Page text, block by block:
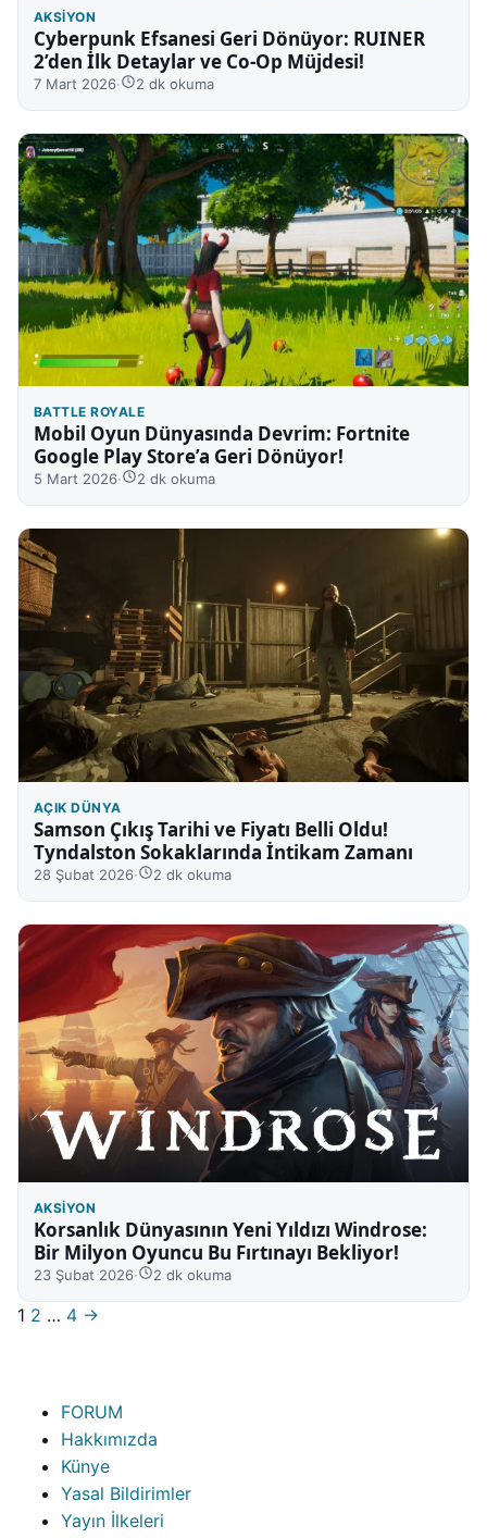
AKSIYON
Cyberpunk Efsanesi Geri Dönüyor: RUINER
2’den İlk Detaylar ve Co-Op Müjdesi!
7 Mart 2026· 2 dk okuma
BATTLE ROYALE
Mobil Oyun Dünyasında Devrim: Fortnite
Google Play Store’a Geri Dönüyor!
5 Mart 2026· 2 dk okuma
AÇIK DÜNYA
Samson Çıkış Tarihi ve Fiyatı Belli Oldu!
Tyndalston Sokaklarında İntikam Zamanı
28 Şubat 2026· 2 dk okuma
AKSIYON
Korsanlık Dünyasının Yeni Yıldızı Windrose:
Bir Milyon Oyuncu Bu Fırtınayı Bekliyor!
23 Şubat 2026· 2 dk okuma
Sayfalar
1 2 … 4 →
FORUM
Hakkımızda
Künye
Yasal Bildirimler
Yayın İlkeleri